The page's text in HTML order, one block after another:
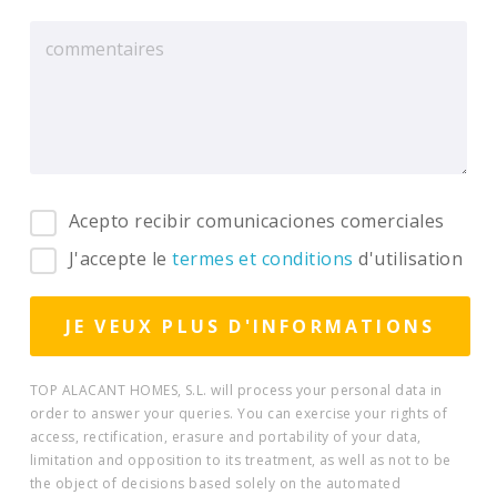
Acepto recibir comunicaciones comerciales
J'accepte letermes et conditions d'utilisation
TOP ALACANT HOMES, S.L. will process your personal data in
order to answer your queries. You can exercise your rights of
access, rectification, erasure and portability of your data,
limitation and opposition to its treatment, as well as not to be
the object of decisions based solely on the automated